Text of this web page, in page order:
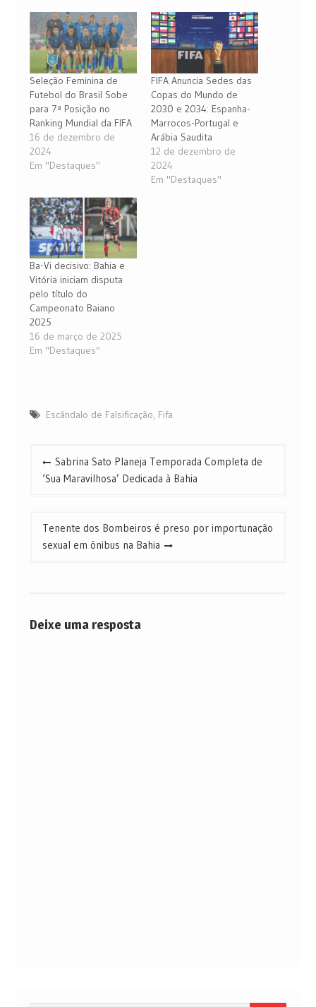
Seleção Feminina de
Futebol do Brasil Sobe
para 7ª Posição no
Ranking Mundial da FIFA
16 de dezembro de
2024
Em "Destaques"
FIFA Anuncia Sedes das
Copas do Mundo de
2030 e 2034: Espanha-
Marrocos-Portugal e
Arábia Saudita
12 de dezembro de
2024
Em "Destaques"
Ba-Vi decisivo: Bahia e
Vitória iniciam disputa
pelo título do
Campeonato Baiano
2025
16 de março de 2025
Em "Destaques"
Escândalo de Falsificação, Fifa
Navegação
de
Sabrina Sato Planeja Temporada Completa de
‘Sua Maravilhosa’ Dedicada à Bahia
Tenente dos Bombeiros é preso por importunação
sexual em ônibus na Bahia
Deixe uma resposta